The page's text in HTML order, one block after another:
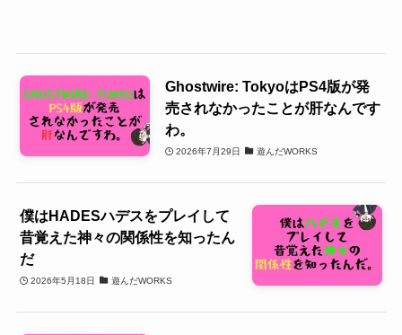
Ghostwire: TokyoはPS4版が発
売されなかったことが肝なんです
わ。
2026年7月29日 遊んだWORKS
僕はHADESハデスをプレイして
昔覚えた神々の関係性を知ったん
だ
2026年5月18日 遊んだWORKS